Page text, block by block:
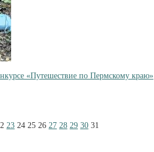
«Путешествие по Пермскому краю»
23 24 25 26 27 28 29 30 31